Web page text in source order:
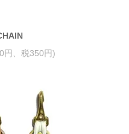
円、税350円)